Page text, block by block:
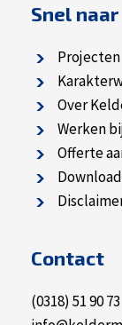
Snel naar
Projecten
Over
Werken
Offerte
Contact
(0318) 51 90 73